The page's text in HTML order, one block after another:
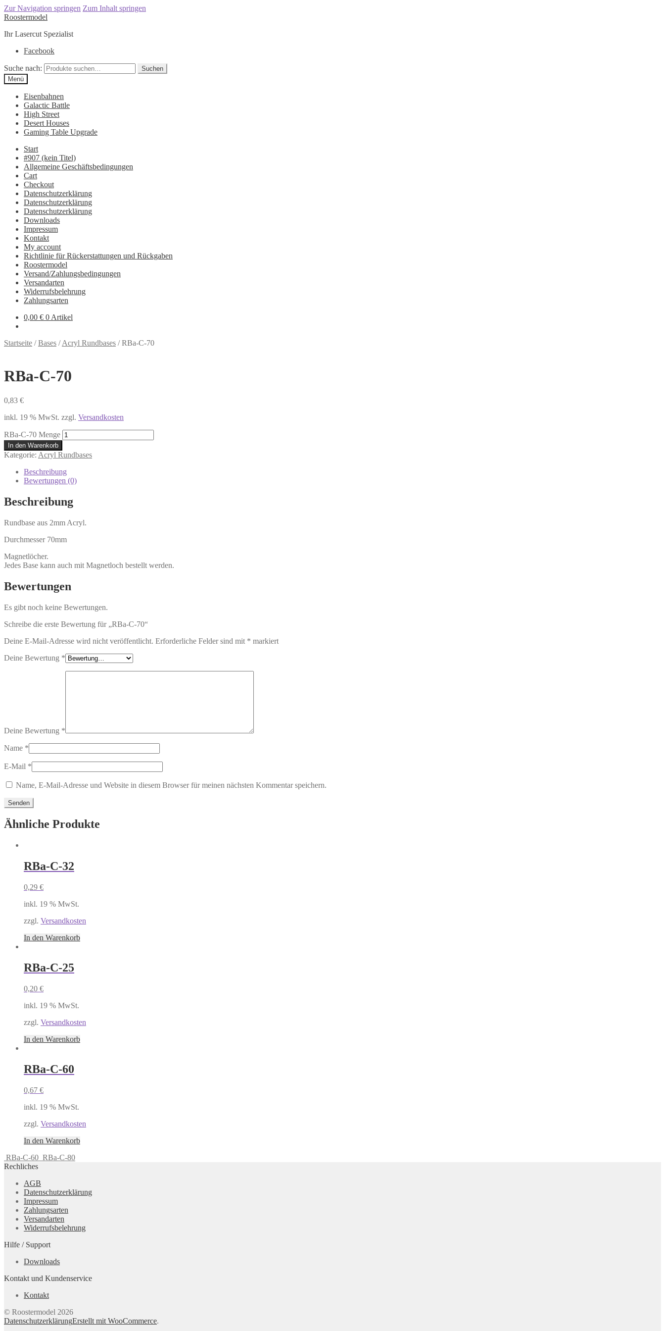
Zur Navigation springen Zum Inhalt springen
Roostermodel
Ihr Lasercut Spezialist
Facebook
Suche nach:
Suchen
Menü
Eisenbahnen
Galactic Battle
High Street
Desert Houses
Gaming Table Upgrade
Start
#907 (kein Titel)
Allgemeine Geschäftsbedingungen
Cart
Checkout
Datenschutzerklärung
Datenschutzerklärung
Datenschutzerklärung
Downloads
Impressum
Kontakt
My account
Richtlinie für Rückerstattungen und Rückgaben
Roostermodel
Versand/Zahlungsbedingungen
Versandarten
Widerrufsbelehrung
Zahlungsarten
0,00 € 0 Artikel
Startseite /Bases /Acryl Rundbases /RBa-C-70
RBa-C-70
0,83 €
inkl. 19 % MwSt. zzgl. Versandkosten
RBa-C-70 Menge
In den Warenkorb
Kategorie: Acryl Rundbases
Beschreibung
Bewertungen (0)
Beschreibung
Rundbase aus 2mm Acryl.
Durchmesser 70mm
Magnetlöcher.
Jedes Base kann auch mit Magnetloch bestellt werden.
Bewertungen
Es gibt noch keine Bewertungen.
Schreibe die erste Bewertung für „RBa-C-70“
Deine E-Mail-Adresse wird nicht veröffentlicht. Erforderliche Felder sind mit * markiert
Deine Bewertung *
Deine Bewertung *
Name *
E-Mail *
Name, E-Mail-Adresse und Website in diesem Browser für meinen nächsten Kommentar speichern.
Ähnliche Produkte
RBa-C-32
0,29 €
inkl. 19 % MwSt.
zzgl. Versandkosten
In den Warenkorb
RBa-C-25
0,20 €
inkl. 19 % MwSt.
zzgl. Versandkosten
In den Warenkorb
RBa-C-60
0,67 €
inkl. 19 % MwSt.
zzgl. Versandkosten
In den Warenkorb
RBa-C-60 RBa-C-80
Rechliches
AGB
Datenschutzerklärung
Impressum
Zahlungsarten
Versandarten
Widerrufsbelehrung
Hilfe / Support
Downloads
Kontakt und Kundenservice
Kontakt
© Roostermodel 2026
DatenschutzerklärungErstellt mit WooCommerce.